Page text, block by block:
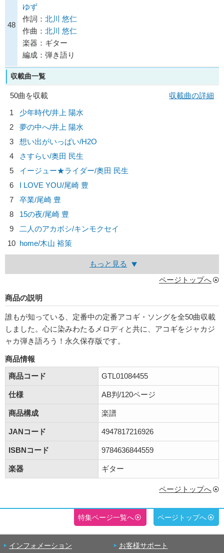
48
ゆず
作詞： 北川 悠仁
作曲： 北川 悠仁
楽器：ギター
編成：弾き語り
収載曲一覧
50曲を収載
収載曲の詳細
1
少年時代/井上 陽水
2
夢の中へ/井上 陽水
3
想い出がいっぱい/H2O
4
さすらい/奥田 民生
5
イージュー★ライダー/奥田 民生
6
I LOVE YOU/尾崎 豊
7
卒業/尾崎 豊
8
15の夜/尾崎 豊
9
二人のアカボシ/キンモクセイ
10 home/木山 裕策
もっと見る
ページトップへ
商品の説明
誰もが知っている、定番中の定番アコギ・ソングを全50曲収載
しました。心に染みわたるメロディと共に、アコギをジャカジ
ャカ弾き語ろう！永久保存版です。
商品情報
商品コード
GTL01084455
仕様 AB判/120ページ
商品構成 楽譜
JANコード 4947817216926
ISBNコード 9784636844559
楽器 ギター
ページトップへ
特集ページ一覧へ ページトップへ
インフォメーション お客様サポート